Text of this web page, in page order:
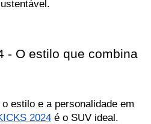
- O estilo que combina
estilo e a personalidade em
2024 é o SUV ideal.